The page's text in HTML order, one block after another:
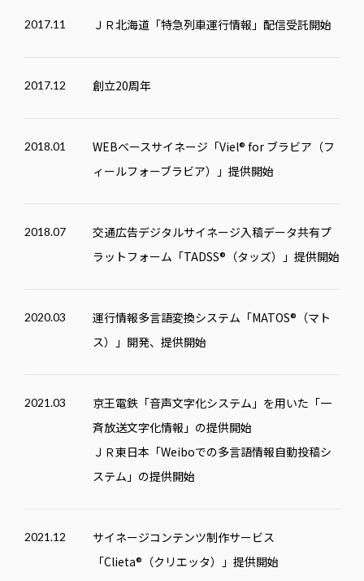
2017.11 ＪＲ北海道「特急列車運行情報」配信受託開始
2017.12 創立20周年
2018.01 WEBベースサイネージ「Viel® for ブラビア（フ
ィールフォーブラビア）」提供開始
2018.07
交通広告デジタルサイネージ入稿データ共有プ
ラットフォーム「TADSS®（タッズ）」提供開始
2020.03 運行情報多言語変換システム「MATOS®（マト
ス）」開発、提供開始
2021.03
京王電鉄「音声文字化システム」を用いた「一
斉放送文字化情報」の提供開始
ＪＲ東日本「Weiboでの多言語情報自動投稿シ
ステム」の提供開始
2021.12
サイネージコンテンツ制作サービス
「Clieta®（クリエッタ）」提供開始